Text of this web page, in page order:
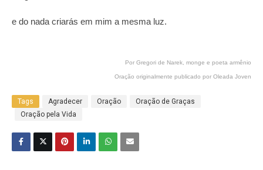
e do nada criarás em mim a mesma luz.
Por Gregori de Narek, monge e poeta armênio
Oração originalmente publicado por Oleada Joven
Tags Agradecer Oração
Oração de Graças
Oração pela Vida